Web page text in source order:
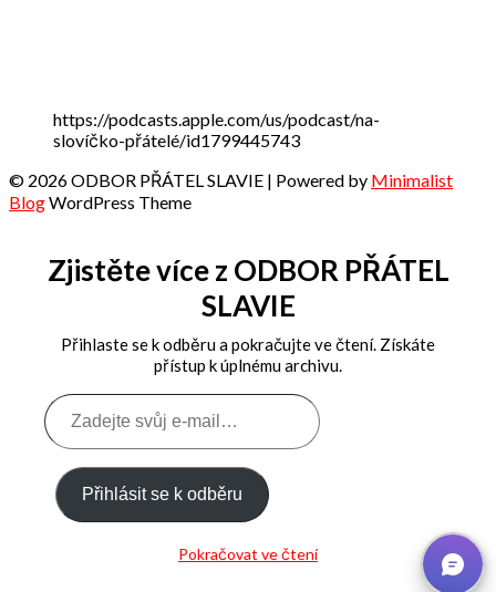
https://podcasts.apple.com/us/podcast/na-
slovíčko-přátelé/id1799445743
© 2026 ODBOR PŘÁTEL SLAVIE | Powered by Minimalist
BlogWordPress Theme
Zjistěte více z ODBOR PŘÁTEL
SLAVIE
Přihlaste se k odběru a pokračujte ve čtení. Získáte
přístup k úplnému archivu.
Zadejte
svůj
e-
mail…
Přihlásit se k odběru
Pokračovat ve čtení